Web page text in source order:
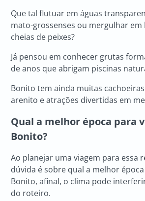
Que tal flutuar em águas
mato-grossenses ou mergulhar em
cheias de peixes?
Já pensou em conhecer grutas
de anos que abrigam piscinas
Bonito tem ainda muitas
arenito e atrações divertidas em
Qual a melhor época para
Bonito?
Ao planejar uma viagem para essa
dúvida é sobre qual a melhor
Bonito, afinal, o clima pode
do roteiro.